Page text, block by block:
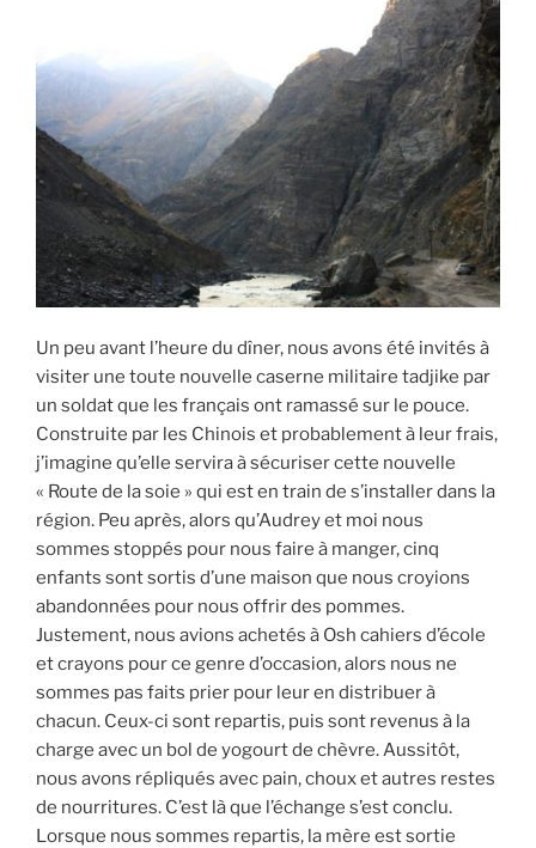
Un peu avant l’heure du dîner, nous avons été invités à
visiter une toute nouvelle caserne militaire tadjike par
un soldat que les français ont ramassé sur le pouce.
Construite par les Chinois et probablement à leur frais,
j’imagine qu’elle servira à sécuriser cette nouvelle
« Route de la soie » qui est en train de s’installer dans la
région. Peu après, alors qu’Audrey et moi nous
sommes stoppés pour nous faire à manger, cinq
enfants sont sortis d’une maison que nous croyions
abandonnées pour nous offrir des pommes.
Justement, nous avions achetés à Osh cahiers d’école
et crayons pour ce genre d’occasion, alors nous ne
sommes pas faits prier pour leur en distribuer à
chacun. Ceux-ci sont repartis, puis sont revenus à la
charge avec un bol de yogourt de chèvre. Aussitôt,
nous avons répliqués avec pain, choux et autres restes
de nourritures. C’est là que l’échange s’est conclu.
Lorsque nous sommes repartis, la mère est sortie